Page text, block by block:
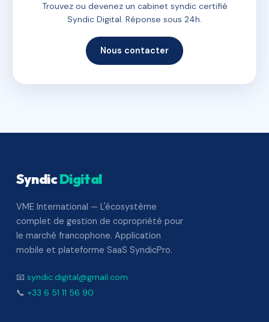
Trouvez ou devenez un cabinet syndic certifié
Syndic Digital. Réponse sous 24h.
Nous contacter
SyndicDigital
VME International — L'écosystème
complet de gestion de copropriété pour
le marché francophone. Application
mobile et plateforme SaaS SyndicPro.
📧 syndic.digital@gmail.com
📞 +33 6 51 11 56 90